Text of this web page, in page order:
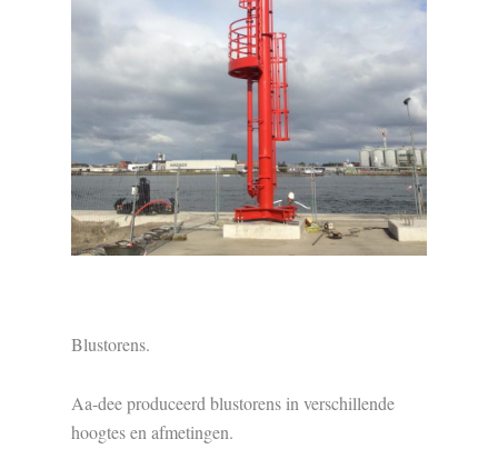
Blustorens.
Aa-dee produceerd blustorens in verschillende
hoogtes en afmetingen.